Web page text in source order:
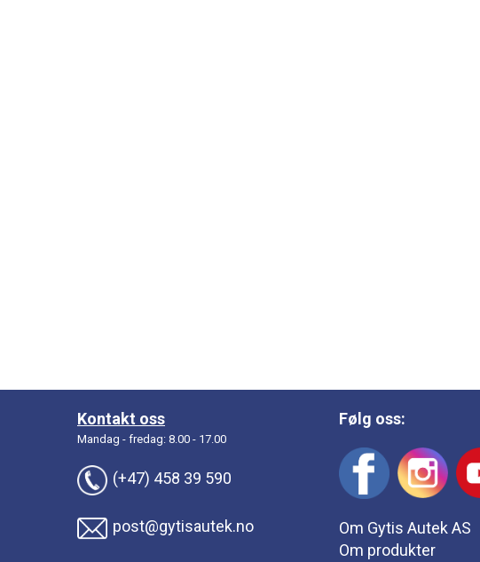
Kontakt oss
Mandag - fredag: 8.00 - 17.00
(+47) 458 39 590
post@gytisautek.no
Følg oss:
Om Gytis Autek AS
Om produkter